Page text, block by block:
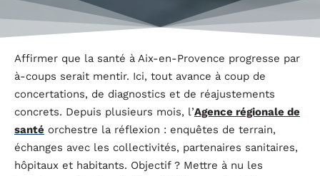
Affirmer que la santé à Aix-en-Provence progresse par
à-coups serait mentir. Ici, tout avance à coup de
concertations, de diagnostics et de réajustements
concrets. Depuis plusieurs mois, l’Agence régionale de
santé orchestre la réflexion : enquêtes de terrain,
échanges avec les collectivités, partenaires sanitaires,
hôpitaux et habitants. Objectif ? Mettre à nu les